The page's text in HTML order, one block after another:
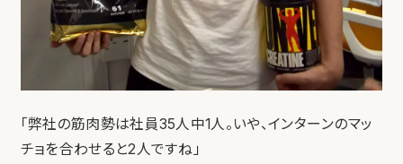
「弊社の筋肉勢は社員35人中1人。いや、インターンのマッ
チョを合わせると2人ですね」